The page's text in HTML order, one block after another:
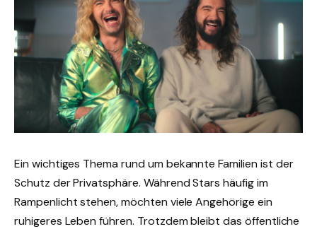
Ein wichtiges Thema rund um bekannte Familien ist der
Schutz der Privatsphäre. Während Stars häufig im
Rampenlicht stehen, möchten viele Angehörige ein
ruhigeres Leben führen. Trotzdem bleibt das öffentliche